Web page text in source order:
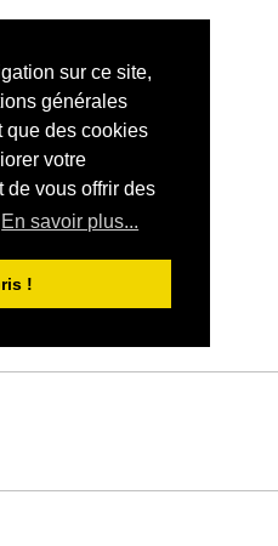
sur ce site,
générales
que des cookies
votre
de vous offrir des
En savoir plus...
!